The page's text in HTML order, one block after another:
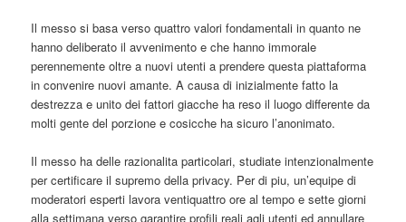
Il messo si basa verso quattro valori fondamentali in quanto ne
hanno deliberato il avvenimento e che hanno immorale
perennemente oltre a nuovi utenti a prendere questa piattaforma
in convenire nuovi amante. A causa di inizialmente fatto la
destrezza e unito dei fattori giacche ha reso il luogo differente da
molti gente del porzione e cosicche ha sicuro l’anonimato.
Il messo ha delle razionalita particolari, studiate intenzionalmente
per certificare il supremo della privacy. Per di piu, un’equipe di
moderatori esperti lavora ventiquattro ore al tempo e sette giorni
alla settimana verso garantire profili reali agli utenti ed annullare